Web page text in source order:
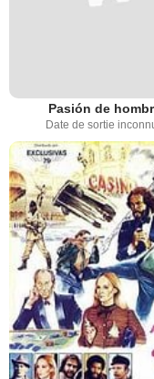
Pasión de
Date de sortie